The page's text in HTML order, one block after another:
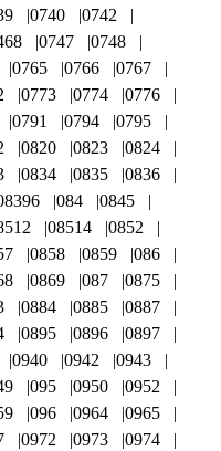
0740
0742
0747
0748
0765 0766
0767
0773 0774
0776
0791 0794
0795
0820 0823
0824
0834 0835
0836
084
0845
08514
0852
0858 0859
086
0869 087
0875
0884 0885
0887
0895 0896
0897
0940 0942
0943
095 0950
0952
096 0964
0965
0972 0973
0974